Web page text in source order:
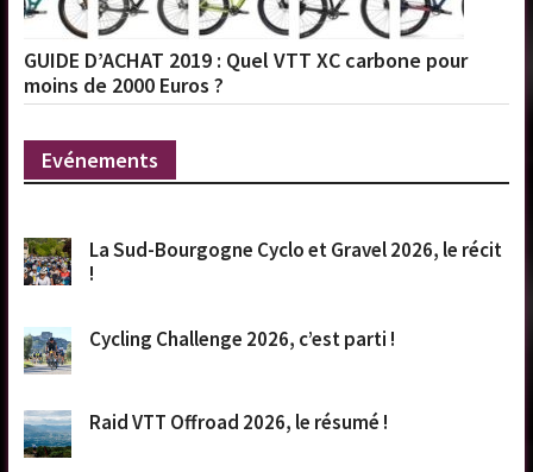
GUIDE D’ACHAT 2019 : Quel VTT XC carbone pour
moins de 2000 Euros ?
Evénements
La Sud-Bourgogne Cyclo et Gravel 2026, le récit
!
Cycling Challenge 2026, c’est parti !
Raid VTT Offroad 2026, le résumé !